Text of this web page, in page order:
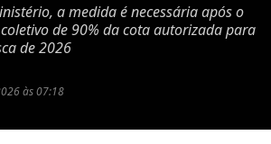
a medida é necessária após o
de 90% da cota autorizada para
de 2026
às 07:18